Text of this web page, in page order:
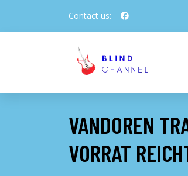
Contact us:
VANDOREN
VORRAT